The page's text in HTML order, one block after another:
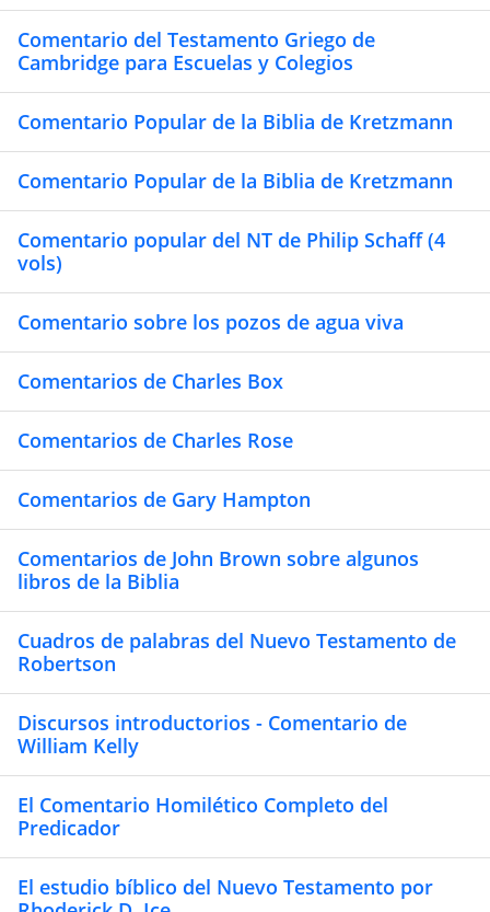
Comentario del Testamento Griego de
Cambridge para Escuelas y Colegios
Comentario Popular de la Biblia de Kretzmann
Comentario Popular de la Biblia de Kretzmann
Comentario popular del NT de Philip Schaff (4
vols)
Comentario sobre los pozos de agua viva
Comentarios de Charles Box
Comentarios de Charles Rose
Comentarios de Gary Hampton
Comentarios de John Brown sobre algunos
libros de la Biblia
Cuadros de palabras del Nuevo Testamento de
Robertson
Discursos introductorios - Comentario de
William Kelly
El Comentario Homilético Completo del
Predicador
El estudio bíblico del Nuevo Testamento por